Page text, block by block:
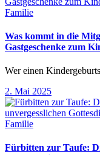
Familie
Was kommt in die
Gastgeschenke zum
Wer einen
2. Mai 2025
Familie
Fürbitten zur Taufe: